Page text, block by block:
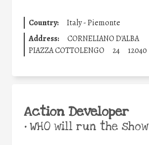
Country:
Italy - Piemonte
Address:
CORNELIANO D'ALBA
PIAZZA COTTOLENGO
24 12040
Action Developer
•WHO will run the show